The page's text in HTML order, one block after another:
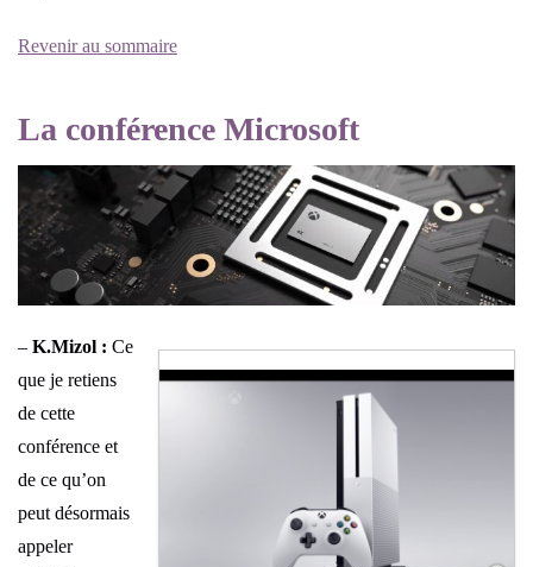
Revenir au sommaire
La conférence Microsoft
– K.Mizol : Ce
que je retiens
de cette
conférence et
de ce qu’on
peut désormais
appeler